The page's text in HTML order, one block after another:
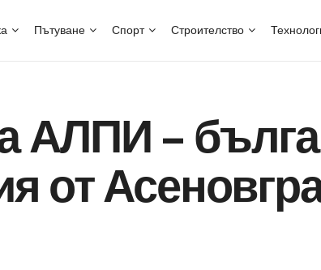
Пътуване Спорт Строителство
АЛПИ –
от